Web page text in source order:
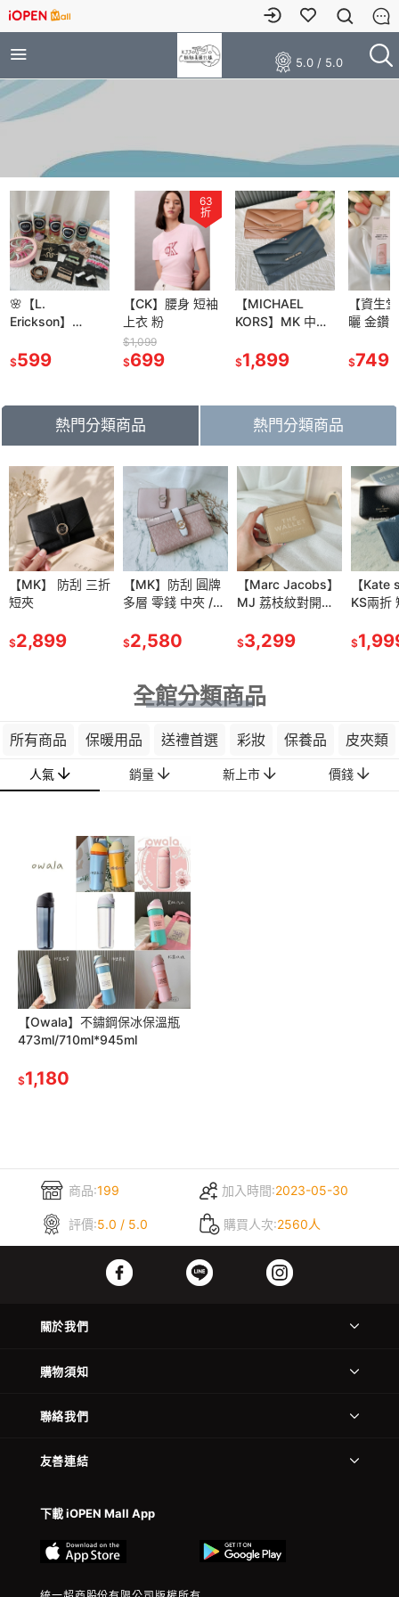
5.0 / 5.0
🌸【L.
Erickson】
PONY 髮圈 髮夾
$599
63
折
【CK】腰身 短袖
上衣 粉
$1,099
$699
【MICHAEL
KORS】MK 中長
紋 信封 / 山形紋
長夾 皮夾
$1,899
【資生
曬 金鑽
5X版 60ml /
$749
熱門分類商品 熱門分類商品
【MK】 防刮 三折
短夾
$2,899
【MK】防刮 圓牌
多層 零錢 中夾 /薄
$2,580
【Marc Jacobs】
MJ 荔枝紋對開拉
$3,299
【Kate
KS兩折
$
【資生
膠原保
【資生堂】安耐曬
金鑽 高效 防曬噴
SPF50+/PA++++
$
【雅詩蘭黛】粉持
久完美持妝粉底
$
81
折
【肌膚之鑰】光采
妝前 凝霜 SPF25P
2028/04
$
全館分類商品
所有商品 保暖用品 送禮首選 彩妝 保養品 皮夾類
人氣 銷量 新上市 價錢
【Owala】不鏽鋼保冰保溫瓶
473ml/710ml*945ml
$1,180
商品:199 加入時間:2023-05-30
評價:5.0 / 5.0 購買人次:2560人
關於我們
購物須知
聯絡我們
友善連結
下載 iOPEN Mall App